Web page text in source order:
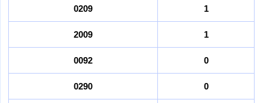
0209 1
2009 1
0092 0
0290 0